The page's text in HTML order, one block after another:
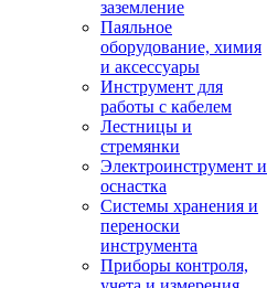
заземление
Паяльное
оборудование, химия
и аксессуары
Инструмент для
работы с кабелем
Лестницы и
стремянки
Электроинструмент и
оснастка
Системы хранения и
переноски
инструмента
Приборы контроля,